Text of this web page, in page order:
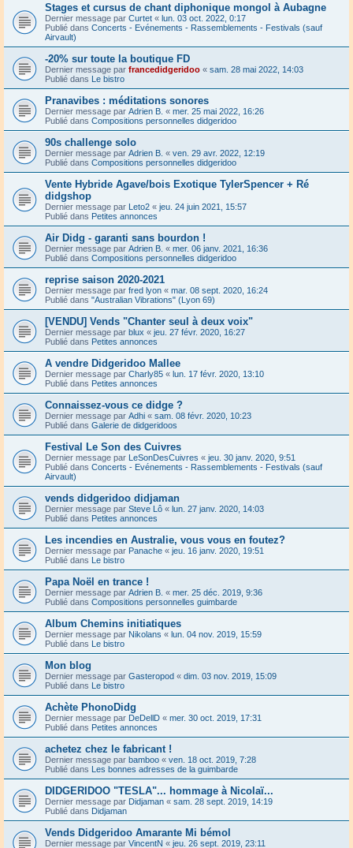
Stages et cursus de chant diphonique mongol à Aubagne
Dernier message par Curtet « lun. 03 oct. 2022, 0:17
Publié dans Concerts - Evénements - Rassemblements - Festivals (sauf
Airvault)
-20% sur toute la boutique FD
Dernier message par francedidgeridoo « sam. 28 mai 2022, 14:03
Publié dans Le bistro
Pranavibes : méditations sonores
Dernier message par Adrien B. « mer. 25 mai 2022, 16:26
Publié dans Compositions personnelles didgeridoo
90s challenge solo
Dernier message par Adrien B. « ven. 29 avr. 2022, 12:19
Publié dans Compositions personnelles didgeridoo
Vente Hybride Agave/bois Exotique TylerSpencer + Ré
didgshop
Dernier message par Leto2 « jeu. 24 juin 2021, 15:57
Publié dans Petites annonces
Air Didg - garanti sans bourdon !
Dernier message par Adrien B. « mer. 06 janv. 2021, 16:36
Publié dans Compositions personnelles didgeridoo
reprise saison 2020-2021
Dernier message par fred lyon « mar. 08 sept. 2020, 16:24
Publié dans "Australian Vibrations" (Lyon 69)
[VENDU] Vends "Chanter seul à deux voix"
Dernier message par blux « jeu. 27 févr. 2020, 16:27
Publié dans Petites annonces
A vendre Didgeridoo Mallee
Dernier message par Charly85 « lun. 17 févr. 2020, 13:10
Publié dans Petites annonces
Connaissez-vous ce didge ?
Dernier message par Adhi « sam. 08 févr. 2020, 10:23
Publié dans Galerie de didgeridoos
Festival Le Son des Cuivres
Dernier message par LeSonDesCuivres « jeu. 30 janv. 2020, 9:51
Publié dans Concerts - Evénements - Rassemblements - Festivals (sauf
Airvault)
vends didgeridoo didjaman
Dernier message par Steve Lô « lun. 27 janv. 2020, 14:03
Publié dans Petites annonces
Les incendies en Australie, vous vous en foutez?
Dernier message par Panache « jeu. 16 janv. 2020, 19:51
Publié dans Le bistro
Papa Noël en trance !
Dernier message par Adrien B. « mer. 25 déc. 2019, 9:36
Publié dans Compositions personnelles guimbarde
Album Chemins initiatiques
Dernier message par Nikolans « lun. 04 nov. 2019, 15:59
Publié dans Le bistro
Mon blog
Dernier message par Gasteropod « dim. 03 nov. 2019, 15:09
Publié dans Le bistro
Achète PhonoDidg
Dernier message par DeDellD « mer. 30 oct. 2019, 17:31
Publié dans Petites annonces
achetez chez le fabricant !
Dernier message par bamboo « ven. 18 oct. 2019, 7:28
Publié dans Les bonnes adresses de la guimbarde
DIDGERIDOO "TESLA"... hommage à Nicolaï...
Dernier message par Didjaman « sam. 28 sept. 2019, 14:19
Publié dans Didjaman
Vends Didgeridoo Amarante Mi bémol
Dernier message par VincentN « jeu. 26 sept. 2019, 23:11